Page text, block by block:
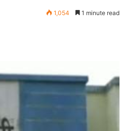
1,054 1 minute read